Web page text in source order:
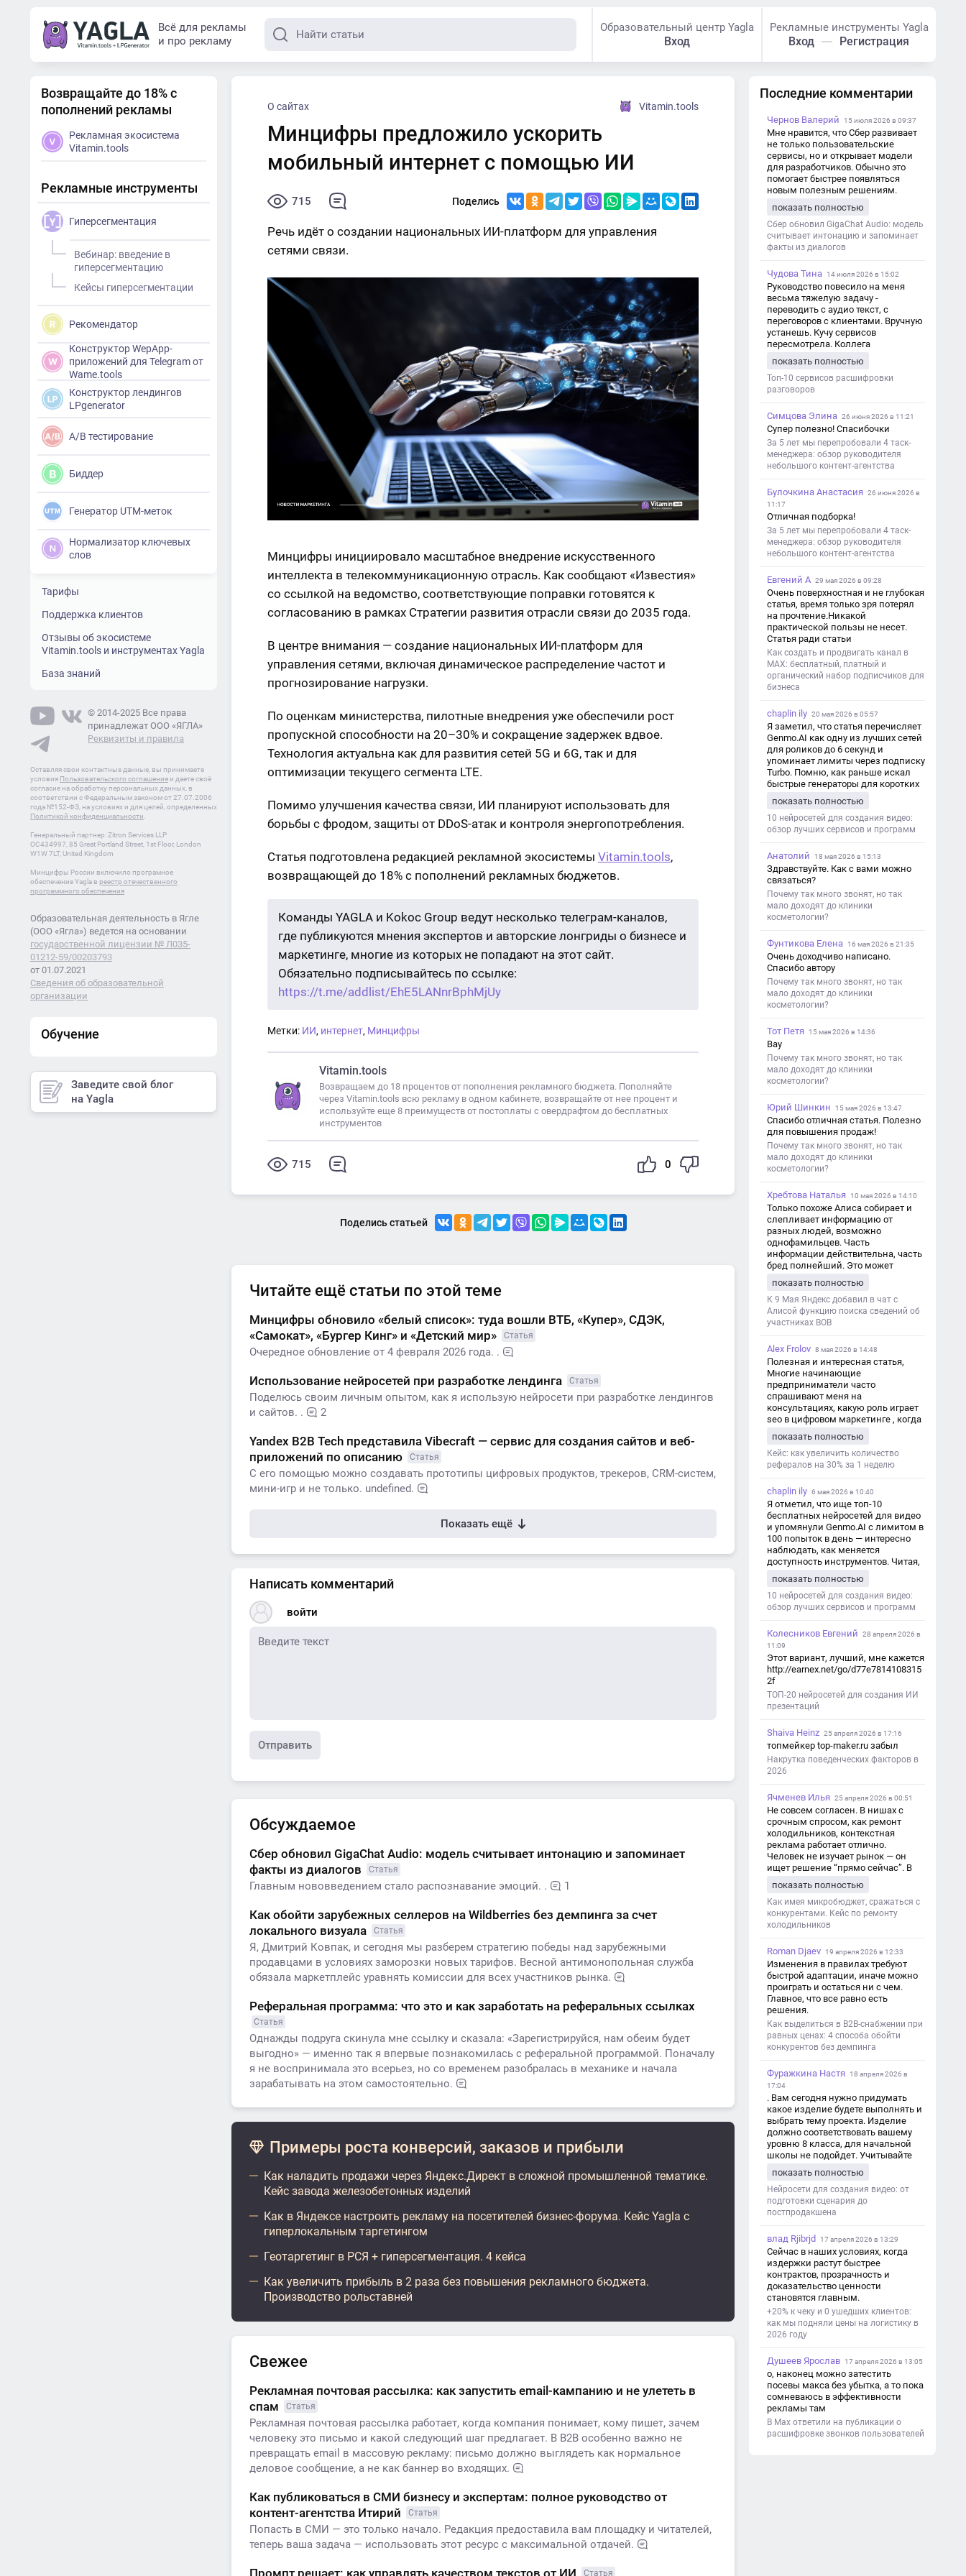
Всё для рекламы
и про рекламу
Образовательный центр Yagla
Вход
Рекламные инструменты Yagla
Вход Регистрация
О сайтах Vitamin.tools
Минцифры предложило ускорить
мобильный интернет с помощью ИИ
715 Поделись
Речь идёт о создании национальных ИИ-платформ для управления
сетями связи.
Минцифры инициировало масштабное внедрение искусственного
интеллекта в телекоммуникационную отрасль. Как сообщают «Известия»
со ссылкой на ведомство, соответствующие поправки готовятся к
согласованию в рамках Стратегии развития отрасли связи до 2035 года.
В центре внимания — создание национальных ИИ-платформ для
управления сетями, включая динамическое распределение частот и
прогнозирование нагрузки.
По оценкам министерства, пилотные внедрения уже обеспечили рост
пропускной способности на 20–30% и сокращение задержек вдвое.
Технология актуальна как для развития сетей 5G и 6G, так и для
оптимизации текущего сегмента LTE.
Помимо улучшения качества связи, ИИ планируют использовать для
борьбы с фродом, защиты от DDoS-атак и контроля энергопотребления.
Статья подготовлена редакцией рекламной экосистемы Vitamin.tools,
возвращающей до 18% с пополнений рекламных бюджетов.
Команды YAGLA и Kokoc Group ведут несколько телеграм-каналов,
где публикуются мнения экспертов и авторские лонгриды о бизнесе и
маркетинге, многие из которых не попадают на этот сайт.
Обязательно подписывайтесь по ссылке:
https://t.me/addlist/EhE5LANnrBphMjUy
Метки: ИИ, интернет, Минцифры
Vitamin.tools
Возвращаем до 18 процентов от пополнения рекламного бюджета. Пополняйте
через Vitamin.tools всю рекламу в одном кабинете, возвращайте от нее процент и
используйте еще 8 преимуществ от постоплаты с овердрафтом до бесплатных
инструментов
715 0
Поделись статьей
Читайте ещё статьи по этой теме
Минцифры обновило «белый список»: туда вошли ВТБ, «Купер», СДЭК,
«Самокат», «Бургер Кинг» и «Детский мир»
Статья
Очередное обновление от 4 февраля 2026 года. .
Использование нейросетей при разработке лендинга Статья
Поделюсь своим личным опытом, как я использую нейросети при разработке лендингов
и сайтов. .
2
Yandex B2B Tech представила Vibecraft — сервис для создания сайтов и веб-
приложений по описанию
Статья
С его помощью можно создавать прототипы цифровых продуктов, трекеров, CRM-систем,
мини-игр и не только. undefined.
Показать ещё
Написать комментарий
войти
Отправить
Обсуждаемое
Сбер обновил GigaChat Audio: модель считывает интонацию и запоминает
факты из диалогов
Статья
Главным нововведением стало распознавание эмоций. . 1
Как обойти зарубежных селлеров на Wildberries без демпинга за счет
локального визуала
Статья
Я, Дмитрий Ковпак, и сегодня мы разберем стратегию победы над зарубежными
продавцами в условиях заморозки новых тарифов. Весной антимонопольная служба
обязала маркетплейс уравнять комиссии для всех участников рынка.
Реферальная программа: что это и как заработать на реферальных ссылках
Статья
Однажды подруга скинула мне ссылку и сказала: «Зарегистрируйся, нам обеим будет
выгодно» — именно так я впервые познакомилась с реферальной программой. Поначалу
я не воспринимала это всерьез, но со временем разобралась в механике и начала
зарабатывать на этом самостоятельно.
Примеры роста конверсий, заказов и прибыли
Как наладить продажи через Яндекс.Директ в сложной промышленной тематике.
Кейс завода железобетонных изделий
Как в Яндексе настроить рекламу на посетителей бизнес-форума. Кейс Yagla с
гиперлокальным таргетингом
Геотаргетинг в РСЯ + гиперсегментация. 4 кейса
Как увеличить прибыль в 2 раза без повышения рекламного бюджета.
Производство рольставней
Свежее
Рекламная почтовая рассылка: как запустить email-кампанию и не улететь в
спам
Статья
Рекламная почтовая рассылка работает, когда компания понимает, кому пишет, зачем
человеку это письмо и какой следующий шаг предлагает. В B2B особенно важно не
превращать email в массовую рекламу: письмо должно выглядеть как нормальное
деловое сообщение, а не как баннер во входящих.
Как публиковаться в СМИ бизнесу и экспертам: полное руководство от
контент-агентства Итирий
Статья
Попасть в СМИ — это только начало. Редакция предоставила вам площадку и читателей,
теперь ваша задача — использовать этот ресурс с максимальной отдачей.
Промпт решает: как управлять качеством текстов от ИИ Статья
Возвращайте до 18% с
пополнений рекламы
Рекламная экосистема
Vitamin.tools
Рекламные инструменты
Гиперсегментация
Вебинар: введение в
гиперсегментацию
Кейсы гиперсегментации
Рекомендатор
Конструктор WepApp-
приложений для Telegram от
Wame.tools
Конструктор лендингов
LPgenerator
A/B тестирование
Биддер
Генератор UTM-меток
Нормализатор ключевых
слов
Тарифы
Поддержка клиентов
Отзывы об экосистеме
Vitamin.tools и инструментах Yagla
База знаний
© 2014-2025 Все права
принадлежат ООО «ЯГЛА»
Реквизиты и правила
Оставляя свои контактные данные, вы принимаете
условия Пользовательского соглашения и даете своё
согласие на обработку персональных данных, в
соответствии с Федеральным законом от 27.07.2006
года №152-ФЗ, на условиях и для целей, определенных
Политикой конфиденциальности
Генеральный партнер: Zitron Services LLP
OC434997, 85 Great Portland Street, 1st Floor, London
W1W 7LT, United Kingdom
Минцифры России включило програмное
обеспечение Yagla в реестр отечественного
программного обеспечения
Образовательная деятельность в Ягле
(ООО «Ягла») ведется на основании
государственной лицензии № Л035-
01212-59/00203793
от 01.07.2021
Сведения об образовательной
организации
Обучение
Заведите свой блог
на Yagla
Последние комментарии
Чернов Валерий 15 июля 2026 в 09:37
Мне нравится, что Сбер развивает
не только пользовательские
сервисы, но и открывает модели
для разработчиков. Обычно это
помогает быстрее появляться
новым полезным решениям.
показать полностью
Сбер обновил GigaChat Audio: модель
считывает интонацию и запоминает
факты из диалогов
Чудова Тина 14 июля 2026 в 15:02
Руководство повесило на меня
весьма тяжелую задачу -
переводить с аудио текст, с
переговоров с клиентами. Вручную
устанешь. Кучу сервисов
пересмотрела. Коллега
хорошо переводит. Мало
редактировать по итогу. Советую.
показать полностью
Топ-10 сервисов расшифровки
разговоров
Симцова Элина 26 июня 2026 в 11:21
Супер полезно! Спасибочки
За 5 лет мы перепробовали 4 таск-
менеджера: обзор руководителя
небольшого контент-агентства
Булочкина Анастасия
26 июня 2026 в
11:17
Отличная подборка!
За 5 лет мы перепробовали 4 таск-
менеджера: обзор руководителя
небольшого контент-агентства
Евгений А 29 мая 2026 в 09:28
Очень поверхностная и не глубокая
статья, время только зря потерял
на прочтение.Никакой
практической пользы не несет.
Статья ради статьи
Как создать и продвигать канал в
MAX: бесплатный, платный и
органический набор подписчиков для
бизнеса
chaplin ily 20 мая 2026 в 05:57
Я заметил, что статья перечисляет
Genmo.AI как одну из лучших сетей
для роликов до 6 секунд и
упоминает лимиты через подписку
Turbo. Помню, как раньше искал
быстрые генераторы для коротких
такой обзор именно с акцентом на
ограничения и подпись. Image V2
показать полностью
10 нейросетей для создания видео:
обзор лучших сервисов и программ
Анатолий 18 мая 2026 в 15:13
Здравствуйте. Как с вами можно
связаться?
Почему так много звонят, но так
мало доходят до клиники
косметологии?
Фунтикова Елена 16 мая 2026 в 21:35
Очень доходчиво написано.
Спасибо автору
Почему так много звонят, но так
мало доходят до клиники
косметологии?
Тот Петя 15 мая 2026 в 14:36
Вау
Почему так много звонят, но так
мало доходят до клиники
косметологии?
Юрий Шинкин 15 мая 2026 в 13:47
Спасибо отличная статья. Полезно
для повышения продаж!
Почему так много звонят, но так
мало доходят до клиники
косметологии?
Хребтова Наталья 10 мая 2026 в 14:10
Только похоже Алиса собирает и
слепливает информацию от
разных людей, возможно
однофамильцев. Часть
информации действительна, часть
бред полнейший. Это может
дезинформации
показать полностью
К 9 Мая Яндекс добавил в чат с
Алисой функцию поиска сведений об
участниках ВОВ
Alex Frolov 8 мая 2026 в 14:48
Полезная и интересная статья,
Многие начинающие
предприниматели часто
спрашивают меня на
консультациях, какую роль играет
seo в цифровом маркетинге , когда
обсуждаем их проект:
https://aseotop.com/kakuyu-rol-igraet-
seo-v-czifrovom-marketinge/
показать полностью
Кейс: как увеличить количество
рефералов на 30% за 1 неделю
chaplin ily 6 мая 2026 в 10:40
Я отметил, что ище топ-10
бесплатных нейросетей для видео
и упомянули Genmo.AI с лимитом в
100 попыток в день — интересно
наблюдать, как меняется
доступность инструментов. Читая,
с короткими клипами в телеграм-
каналах YAGLA и Kokoc Group. Flux 2
показать полностью
10 нейросетей для создания видео:
обзор лучших сервисов и программ
Колесников Евгений
28 апреля 2026 в
11:09
Этот вариант, лучший, мне кажется
http://earnex.net/go/d77e7814108315
2f
ТОП-20 нейросетей для создания ИИ
презентаций
Shaiva Heinz 25 апреля 2026 в 17:16
топмейкер top-maker.ru забыл
Накрутка поведенческих факторов в
2026
Ячменев Илья 25 апреля 2026 в 00:51
Не совсем согласен. В нишах с
срочным спросом, как ремонт
холодильников, контекстная
реклама работает отлично.
Человек не изучает рынок — он
ищет решение “прямо сейчас”. В
и ловит самый горячий трафик,
тогда как SEO в таких задачах
просто не успевает.
показать полностью
Как имея микробюджет, сражаться с
конкурентами. Кейс по ремонту
холодильников
Roman Djaev 19 апреля 2026 в 12:33
Изменения в правилах требуют
быстрой адаптации, иначе можно
проиграть и остаться ни с чем.
Главное, что все равно есть
решения.
Как выделиться в B2B-снабжении при
равных ценах: 4 способа обойти
конкурентов без демпинга
Фуражкина Настя
18 апреля 2026 в
17:04
. Вам сегодня нужно придумать
какое изделие будете выполнять и
выбрать тему проекта. Изделие
должно соответствовать вашему
уровню 8 класса, для начальной
школы не подойдет. Учитывайте
уровня работы. Структура проекта 1.
Титульный лист - Название школы.
- Тип работы: «Проектная работа». -
Тема проекта. - Кто выполнил:
должность учителя. - Город, год. 2.
Введение - Актуальность темы
(почему это важно). - Цель и
задачи проекта. - Объект и предмет
исследования. - Методы работы. 3.
Основная часть - Теоретическая
основные понятия. - Практическая
глава: что сделано (исследование,
опрос, создание изделия и т. д.). -
Заключение - Краткие выводы по
проекту. - Достигнута ли цель. -
Практическая значимость работы.
5. Список литературы Перечень
использованных книг, статей,
сайтов. 6. Приложения (по
необходимости) Таблицы,
показать полностью
Нейросети для создания видео: от
подготовки сценария до
постпродакшена
влад Rjibrjd 17 апреля 2026 в 13:29
Сейчас в наших условиях, когда
издержки растут быстрее
контрактов, прозрачность и
доказательство ценности
становятся главным.
+20% к чеку и 0 ушедших клиентов:
как мы подняли цены на логистику в
2026 году
Душеев Ярослав 17 апреля 2026 в 13:05
о, наконец можно затестить
посевы макса без убытка, а то пока
сомневаюсь в эффективности
рекламы там
В Max ответили на публикации о
расшифровке звонков пользователей